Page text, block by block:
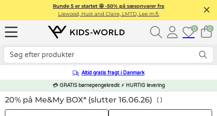
Runde 5 er startet 🤩 -50% på sæsonvarer fra
Liewood, Hust and Claire, LMTD, Lee m.fl.
0 0
Altid gratis fragt i Danmark
💳 GRATIS børnepengekredit ⚡ HURTIG levering
20% på Me&My BOX* (slutter 16.06.26)